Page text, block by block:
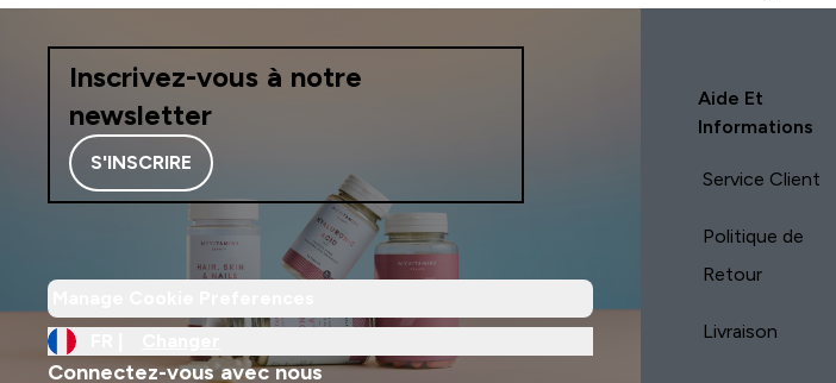
Inscrivez-vous à notre
newsletter
S'INSCRIRE
Connectez-vous avec nous
Aide Et
Informations
Service Client
Politique de
Retour
Livraison